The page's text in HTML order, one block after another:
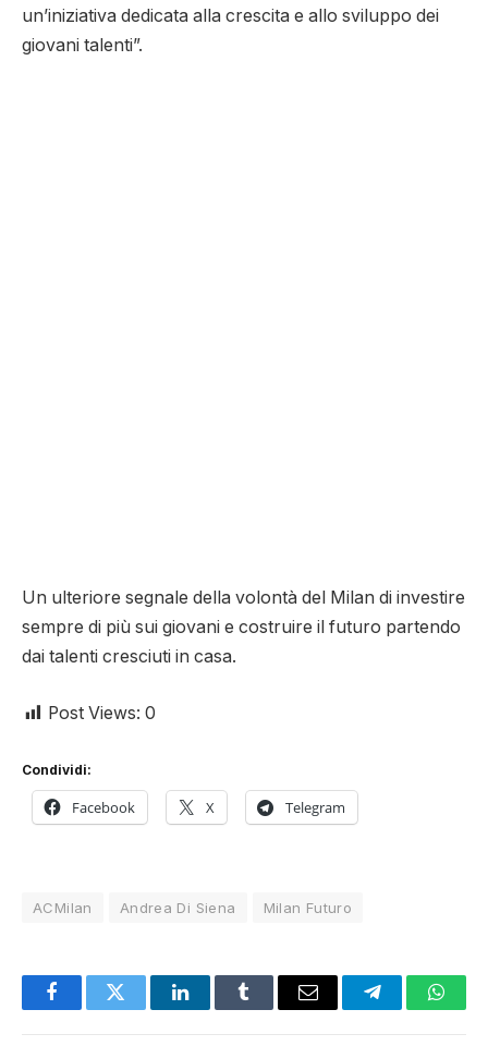
un’iniziativa dedicata alla crescita e allo sviluppo dei
giovani talenti”.
Un ulteriore segnale della volontà del Milan di investire
sempre di più sui giovani e costruire il futuro partendo
dai talenti cresciuti in casa.
Post Views: 0
Condividi:
Facebook X Telegram
ACMilan Andrea Di Siena Milan Futuro
FacebookTwitter LinkedInTumblr Email Telegram